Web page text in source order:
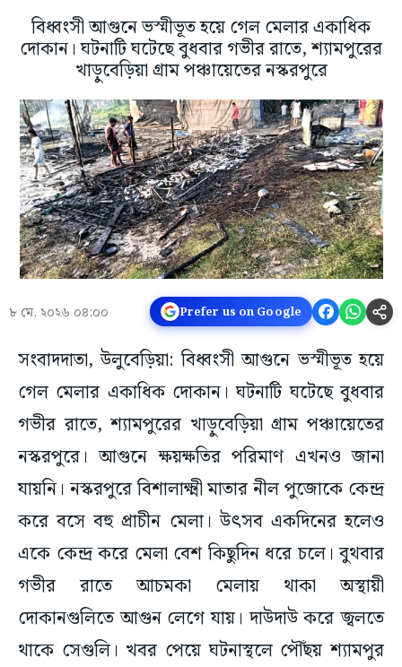
বিধ্বংসী আগুনে ভস্মীভূত হয়ে গেল মেলার একাধিক
দোকান। ঘটনাটি ঘটেছে বুধবার গভীর রাতে, শ্যামপুরের
খাড়ুবেড়িয়া গ্রাম পঞ্চায়েতের নস্করপুরে
৮ মে, ২০২৬ ০৪:০০ Prefer us on Google
সংবাদদাতা, উলুবেড়িয়া: বিধ্বংসী আগুনে ভস্মীভূত হয়ে
গেল মেলার একাধিক দোকান। ঘটনাটি ঘটেছে বুধবার
গভীর রাতে, শ্যামপুরের খাড়ুবেড়িয়া গ্রাম পঞ্চায়েতের
নস্করপুরে। আগুনে ক্ষয়ক্ষতির পরিমাণ এখনও জানা
যায়নি। নস্করপুরে বিশালাক্ষ্মী মাতার নীল পুজোকে কেন্দ্র
করে বসে বহু প্রাচীন মেলা। উৎসব একদিনের হলেও
একে কেন্দ্র করে মেলা বেশ কিছুদিন ধরে চলে। বুথবার
গভীর রাতে আচমকা মেলায় থাকা অস্থায়ী
দোকানগুলিতে আগুন লেগে যায়। দাউদাউ করে জ্বলতে
থাকে সেগুলি। খবর পেয়ে ঘটনাস্থলে পৌঁছয় শ্যামপুর